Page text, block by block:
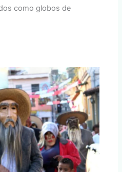
como globos de